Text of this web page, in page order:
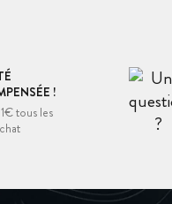
!
tous les